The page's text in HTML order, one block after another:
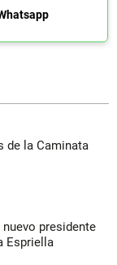
de la Caminata
presidente
Espriella